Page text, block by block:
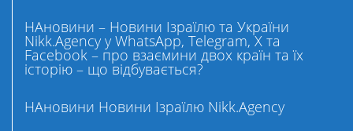
НАновини – Новини Ізраїлю та України
Nikk.Agency у WhatsApp, Telegram, X та
Facebook – про взаємини двох країн та їх
історію – що відбувається?
НАновини Новини Ізраїлю Nikk.Agency